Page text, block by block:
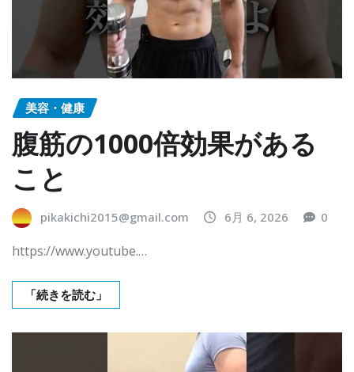
美容・健康
腹筋の1000倍効果がある
こと
pikakichi2015@gmail.com 6月 6, 2026 0
https://www.youtube.…
「続きを読む」